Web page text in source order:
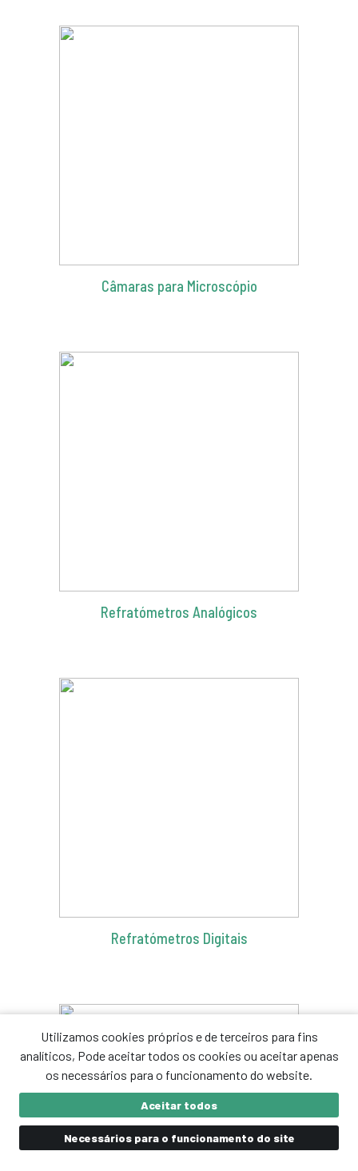
Câmaras para Microscópio
Refratómetros Analógicos
Refratómetros Digitais
Utilizamos cookies próprios e de terceiros para fins
analíticos, Pode aceitar todos os cookies ou aceitar apenas
os necessários para o funcionamento do website.
Aceitar todos
Necessários para o funcionamento do site